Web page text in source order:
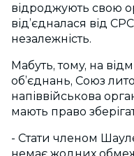
відроджують свою
від’єдналася від
незалежність.
Мабуть, тому, на
об’єднань, Союз
напіввійськова
мають право
- Стати членом